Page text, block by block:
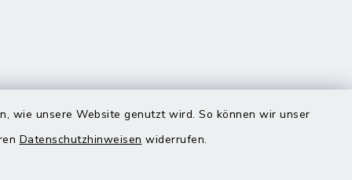
wie unsere Website genutzt wird. So können wir unser
Datenschutzhinweisen widerrufen.